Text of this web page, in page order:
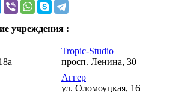
учреждения :
Tropic-Studio
просп. Ленина, 30
Аггер
ул. Оломоуцкая, 16